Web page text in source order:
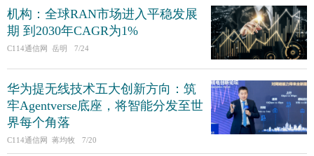
机构：全球RAN市场进入平稳发展
期 到2030年CAGR为1%
C114通信网 岳明 7/24
华为提无线技术五大创新方向：筑
牢Agentverse底座，将智能分发至世
界每个角落
C114通信网 蒋均牧 7/20